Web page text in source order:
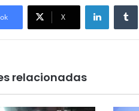
X
LinkedIn
relacionadas